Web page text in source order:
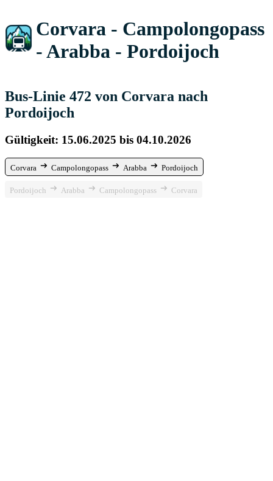
Corvara - Campolongopass
- Arabba - Pordoijoch
Bus-Linie 472 von Corvara nach
Pordoijoch
Gültigkeit: 15.06.2025 bis 04.10.2026
Corvara Campolongopass Arabba Pordoijoch
Pordoijoch Arabba Campolongopass Corvara